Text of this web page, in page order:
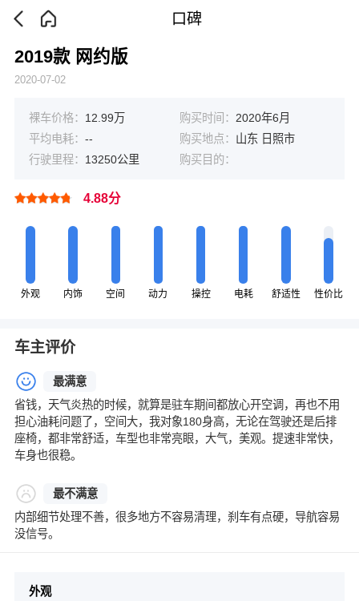
口碑
2019款 网约版
2020-07-02
裸车价格： 12.99万 购买时间： 2020年6月
平均电耗： -- 购买地点： 山东 日照市
行驶里程： 13250公里 购买目的：
4.88分
外观 内饰 空间 动力 操控 电耗 舒适性 性价比
车主评价
最满意
省钱，天气炎热的时候，就算是驻车期间都放心开空调，再也不用
担心油耗问题了，空间大，我对象180身高，无论在驾驶还是后排
座椅，都非常舒适，车型也非常亮眼，大气，美观。提速非常快，
车身也很稳。
最不满意
内部细节处理不善，很多地方不容易清理，刹车有点硬，导航容易
没信号。
外观